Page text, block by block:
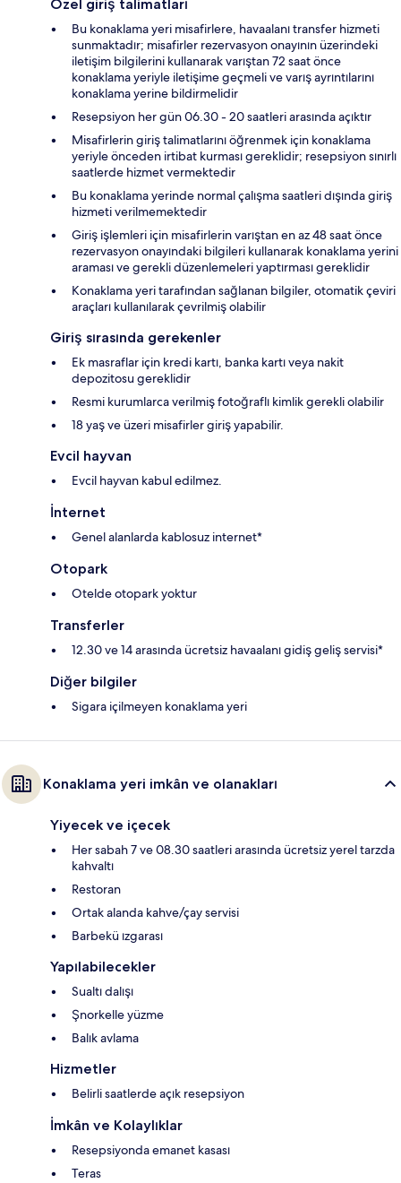
Özel giriş talimatları
Bu konaklama yeri misafirlere, havaalanı transfer hizmeti
sunmaktadır; misafirler rezervasyon onayının üzerindeki
iletişim bilgilerini kullanarak varıştan 72 saat önce
konaklama yeriyle iletişime geçmeli ve varış ayrıntılarını
konaklama yerine bildirmelidir
Resepsiyon her gün 06.30 - 20 saatleri arasında açıktır
Misafirlerin giriş talimatlarını öğrenmek için konaklama
yeriyle önceden irtibat kurması gereklidir; resepsiyon sınırlı
saatlerde hizmet vermektedir
Bu konaklama yerinde normal çalışma saatleri dışında giriş
hizmeti verilmemektedir
Giriş işlemleri için misafirlerin varıştan en az 48 saat önce
rezervasyon onayındaki bilgileri kullanarak konaklama yerini
araması ve gerekli düzenlemeleri yaptırması gereklidir
Konaklama yeri tarafından sağlanan bilgiler, otomatik çeviri
araçları kullanılarak çevrilmiş olabilir
Giriş sırasında gerekenler
Ek masraflar için kredi kartı, banka kartı veya nakit
depozitosu gereklidir
Resmi kurumlarca verilmiş fotoğraflı kimlik gerekli olabilir
18 yaş ve üzeri misafirler giriş yapabilir.
Evcil hayvan
Evcil hayvan kabul edilmez.
İnternet
Genel alanlarda kablosuz internet*
Otopark
Otelde otopark yoktur
Transferler
12.30 ve 14 arasında ücretsiz havaalanı gidiş geliş servisi*
Diğer bilgiler
Sigara içilmeyen konaklama yeri
Konaklama yeri imkân ve olanakları
Yiyecek ve içecek
Her sabah 7 ve 08.30 saatleri arasında ücretsiz yerel tarzda
kahvaltı
Restoran
Ortak alanda kahve/çay servisi
Barbekü ızgarası
Yapılabilecekler
Sualtı dalışı
Şnorkelle yüzme
Balık avlama
Hizmetler
Belirli saatlerde açık resepsiyon
İmkân ve Kolaylıklar
Resepsiyonda emanet kasası
Teras